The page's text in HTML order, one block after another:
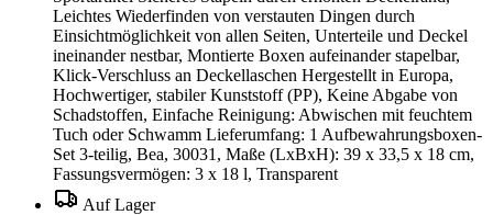
Leichtes Wiederfinden von verstauten Dingen durch
Einsichtmöglichkeit von allen Seiten, Unterteile und Deckel
ineinander nestbar, Montierte Boxen aufeinander stapelbar,
Klick-Verschluss an Deckellaschen Hergestellt in Europa,
Hochwertiger, stabiler Kunststoff (PP), Keine Abgabe von
Schadstoffen, Einfache Reinigung: Abwischen mit feuchtem
Tuch oder Schwamm Lieferumfang: 1 Aufbewahrungsboxen-
Set 3-teilig, Bea, 30031, Maße (LxBxH): 39 x 33,5 x 18 cm,
Fassungsvermögen: 3 x 18 l, Transparent
Auf Lager